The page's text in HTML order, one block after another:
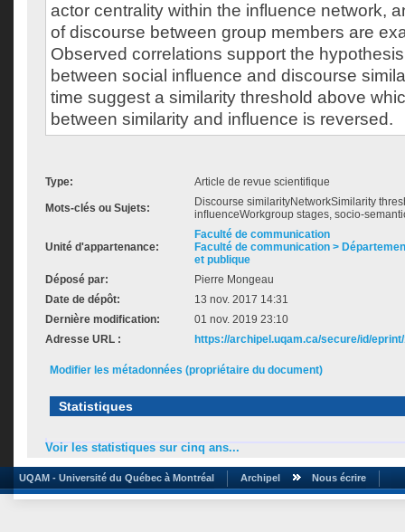
actor centrality within the influence network,
of discourse between group members are
Observed correlations support the
between social influence and discourse
time suggest a similarity threshold above
between similarity and influence is reversed.
Type: Article de revue scientifique
Mots-clés ou Sujets:
Discourse similarityNetworkSimilarity
inﬂuenceWorkgroup stages, socio-
Unité d'appartenance:
Faculté de communication
Faculté de communication >
et publique
Déposé par:
Pierre Mongeau
Date de dépôt:
13 nov. 2017 14:31
Dernière modification:
01 nov. 2019 23:10
Adresse URL :
https://archipel.uqam.ca/secure/id/
Modifier les métadonnées (propriétaire du document)
Statistiques
Voir les statistiques sur cinq ans...
UQAM - Université du Québec à Montréal Archipel Nous écrire